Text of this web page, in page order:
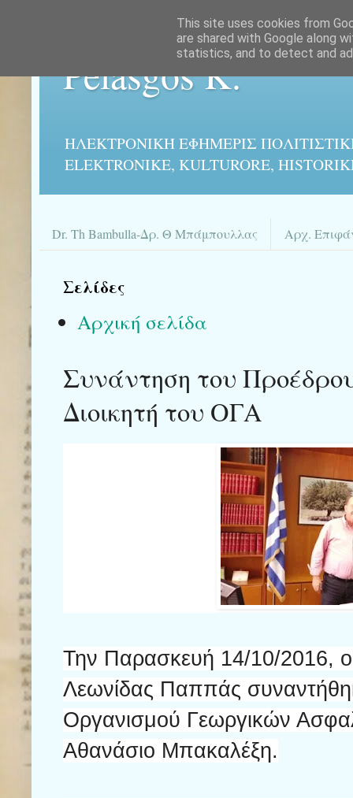
Pelasgos K.
ΗΛΕΚΤΡΟΝΙΚΉ ΕΦΗΜΕΡΙΣ
ELEKTRONIKE, KULTURORE,
Dr. Th Bambulla-Δρ. Θ Μπάμπουλλας Αρχ.
Σελίδες
Αρχική σελίδα
Συνάντηση του
Διοικητή του ΟΓΑ
Την Παρασκευή 14/10/2016, ο
Λεωνίδας Παππάς
Οργανισμού Γεωργικών
Αθανάσιο Μπακαλέξη.
This site uses cookies from
are shared with Google along
statistics, and to detect and